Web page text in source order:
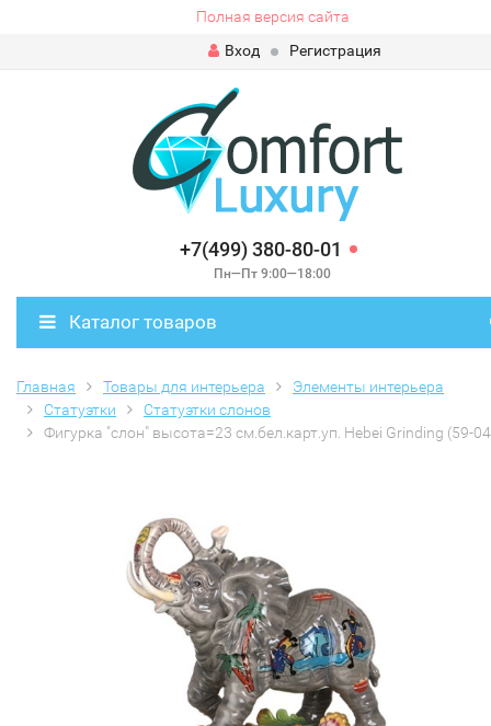
Полная версия сайта
Вход
Регистрация
+7(499) 380-80-01
Пн—Пт 9:00—18:00
Каталог товаров
Главная Товары для интерьера
Элементы интерьера
Статуэтки
Статуэтки слонов
Фигурка "слон" высота=23 см.бел.карт.уп. Hebei Grinding (59-